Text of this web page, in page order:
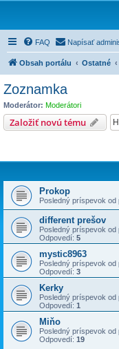
FAQ Napísať
Obsah portálu Ostatné
Zoznamka
Moderátor: Moderátori
Založiť novú tému
Prokop
Posledný príspevok od
different prešov
Posledný príspevok od
Odpovedí: 5
mystic8963
Posledný príspevok od
Odpovedí: 3
Kerky
Posledný príspevok od
Odpovedí: 1
Miňo
Posledný príspevok od
Odpovedí: 19